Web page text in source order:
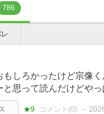
786
もしろかったけど宗像
と思って読んだけどや
★9 コメント(0)